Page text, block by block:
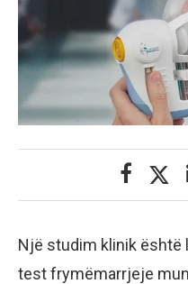
Një studim klinik është
test frymëmarrjeje